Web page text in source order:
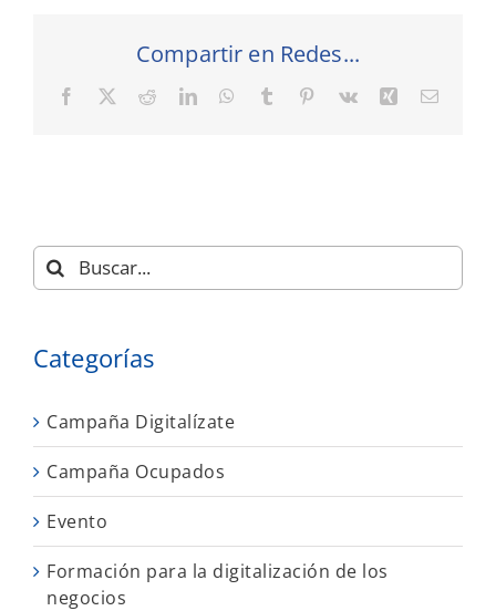
Compartir en Redes...
Facebook RedditLinkedInWhatsApp
Tumblr Pinterest
Vk XingCorreo
Buscar:
Categorías
Campaña Digitalízate
Campaña Ocupados
Evento
Formación para la digitalización de los
negocios